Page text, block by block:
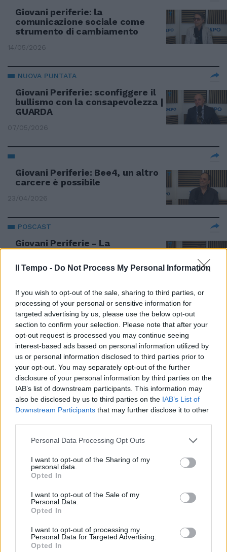
Il Tempo - Do Not Process My Personal Information
If you wish to opt-out of the sale, sharing to third parties, or
processing of your personal or sensitive information for
targeted advertising by us, please use the below opt-out
section to confirm your selection. Please note that after your
opt-out request is processed you may continue seeing
interest-based ads based on personal information utilized by
us or personal information disclosed to third parties prior to
your opt-out. You may separately opt-out of the further
disclosure of your personal information by third parties on the
IAB’s list of downstream participants. This information may
also be disclosed by us to third parties on the IAB’s List of
Downstream Participants that may further disclose it to other
Personal Data Processing Opt Outs
I want to opt-out of the Sharing of my
personal data.
Opted In
I want to opt-out of the Sale of my
Personal Data.
Opted In
I want to opt-out of processing my
Personal Data for Targeted Advertising.
Opted In
Giovani periferie: la
comunicazione sociale come
strumento di cambiamento
14/05/2026
NUOVA PUNTATA
Giovani Periferie: sconfiggere il
bullismo con la consapevolezza |
GUARDA
07/05/2026
Giovani Periferie: Bee4, un altro
carcere è possibile
23/04/2026
POSCAST
Giovani Periferie - La
consapevolezza del talento
09/04/2026
INTERVISTA
Giovani periferie con Vincenzo
Alfieri: gli ultimi "40 secondi" di
Willy Monteiro
25/02/2026
REPORT
Giovani Periferie - Dati, numeri e
prospettive sulla situazione
italiana: il report | GUARDA
PODCAST
Giovani periferie - "Liberi di
dalle mafie
04/02/2026